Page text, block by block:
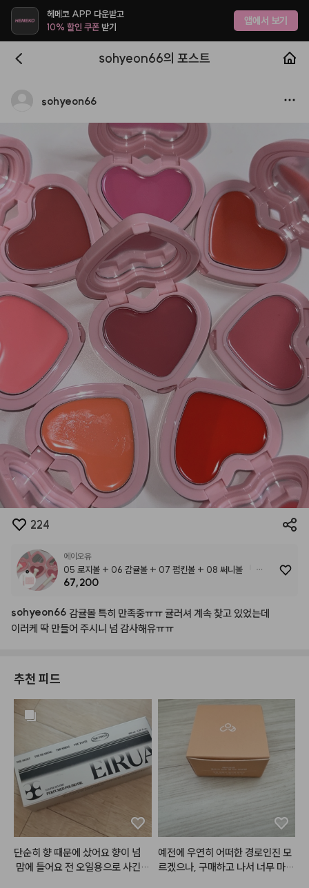
헤메코 APP 다운받고
10% 할인 쿠폰받기 앱에서 보기
sohyeon66의 포스트
sohyeon66
224
에이오유
05 로지볼 + 06 감귤볼 + 07 펌킨볼 + 08 써니볼
[NEW/세트기획] 촉촉 크림 블러셔 8종 택4 (+ 데코 스티커 &
67,200
sohyeon66 감귤볼 특히 만족중ㅠㅠ귤러셔 계속찾고 있었는데
이러케 딱 만들어 주시니 넘 감사해유ㅠㅠ
추천 피드
단순히 향 때문에 샀어요 향이 넘
맘에 들어요 전 오일용으로 사긴했
예전에 우연히 어떠한 경로인진 모
르겠으나, 구매하고 나서 너무 마음